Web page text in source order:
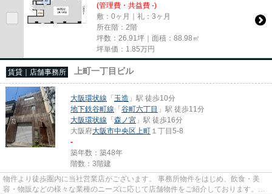
(管理費・共益費 -)
敷：0ヶ月｜礼：3ヶ月
所在階：2階
坪数：26.91坪｜面積：88.98㎡
坪単価： 1.85万円
賃貸｜店舗事務所 上町一丁目ビル
大阪環状線 「玉造 」駅 徒歩10分
地下鉄谷町線 「谷町六丁目 」駅 徒歩11分
大阪環状線 「森ノ宮 」駅 徒歩16分
大阪府大阪市中央区 上町 １丁目5-8
-
築年数：築48年
階数：3階建
物件より徒歩圏内に当社営業店がございます。 事務所物件をはじめ、飲食・美
容・物販などの様々な業種のニーズに応じて店舗物件をご紹介しております。